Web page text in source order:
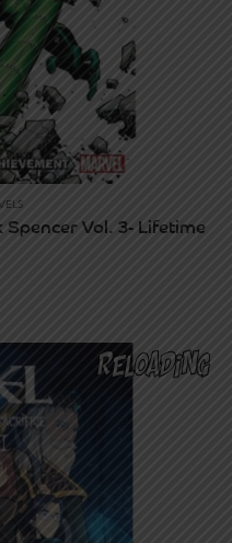
Vol. 3- Lifetime